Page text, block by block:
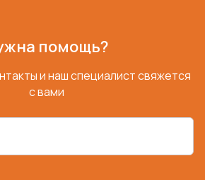
помощь?
и наш специалист свяжется
с вами